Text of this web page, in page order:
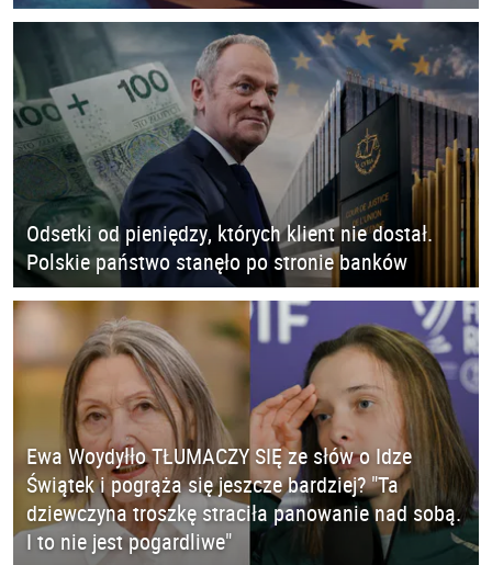
Odsetki od pieniędzy, których klient nie dostał.
Polskie państwo stanęło po stronie banków
Ewa Woydyłło TŁUMACZY SIĘ ze słów o Idze
Świątek i pogrąża się jeszcze bardziej? "Ta
dziewczyna troszkę straciła panowanie nad sobą.
I to nie jest pogardliwe"